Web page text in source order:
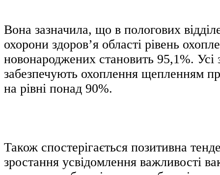
Вона зазначила, що в пологових
охорони здоров’я області рівень
новонароджених становить 95,1%. Усі
забезпечують охоплення щепленням
на рівні понад 90%.
Також спостерігається позитивна
зростання усвідомлення важливості